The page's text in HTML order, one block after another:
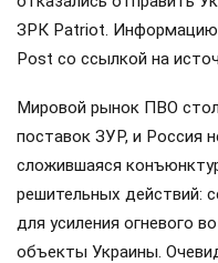
ЗРК Patriot. Информацию
Post со ссылкой на
Мировой рынок ПВО
поставок ЗУР, и Россия
сложившаяся
решительных действий:
для усиления огневого
объекты Украины.